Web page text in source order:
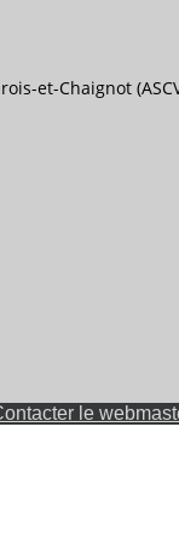
et-Chaignot
le